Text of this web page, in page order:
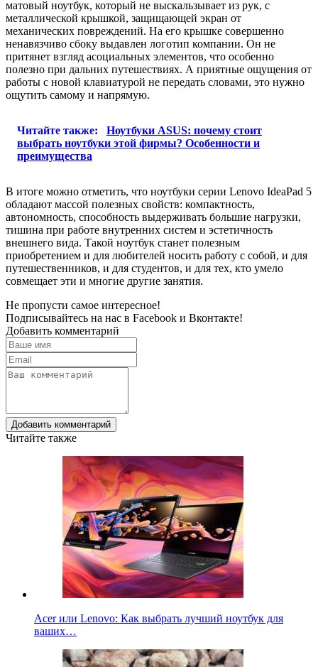
матовый ноутбук, который не выскальзывает из рук, с
металлической крышкой, защищающей экран от
механических повреждений. На его крышке совершенно
ненавязчиво сбоку выдавлен логотип компании. Он не
притянет взгляд асоциальных элементов, что особенно
полезно при дальних путешествиях. А приятные ощущения от
работы с новой клавиатурой не передать словами, это нужно
ощутить самому и напрямую.
Читайте также:
Ноутбуки ASUS: почему стоит
выбрать ноутбуки этой фирмы? Особенности и
преимущества
В итоге можно отметить, что ноутбуки серии Lenovo IdeaPad 5
обладают массой полезных свойств: компактность,
автономность, способность выдерживать большие нагрузки,
тишина при работе внутренних систем и эстетичность
внешнего вида. Такой ноутбук станет полезным
приобретением и для любителей носить работу с собой, и для
путешественников, и для студентов, и для тех, кто умело
совмещает эти и многие другие занятия.
Не пропусти самое интересное!
Подписывайтесь на нас в Facebook и Вконтакте!
Добавить комментарий
Добавить комментарий
Читайте также
Acer или Lenovo: Как выбрать лучший ноутбук для
ваших…